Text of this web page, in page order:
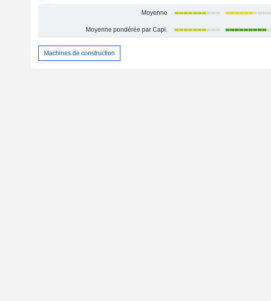
Moyenne
Moyenne pondérée par Capi.
Machines de construction